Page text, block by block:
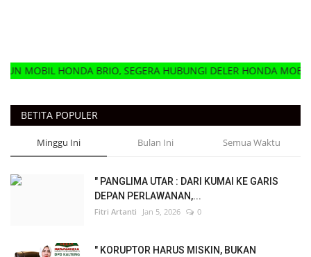
BRIO, SEGERA HUBUNGI DELER HONDA MOBIL TERDEKAT
BETITA POPULER
Minggu Ini Bulan Ini Semua Waktu
" PANGLIMA UTAR : DARI KUMAI KE GARIS
DEPAN PERLAWANAN,...
Fitri Artanti Jan 5, 2026 0
" KORUPTOR HARUS MISKIN, BUKAN